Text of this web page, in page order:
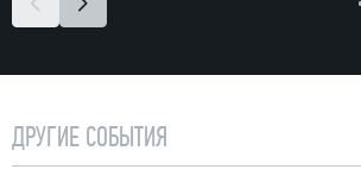
ДРУГИЕ СОБЫТИЯ